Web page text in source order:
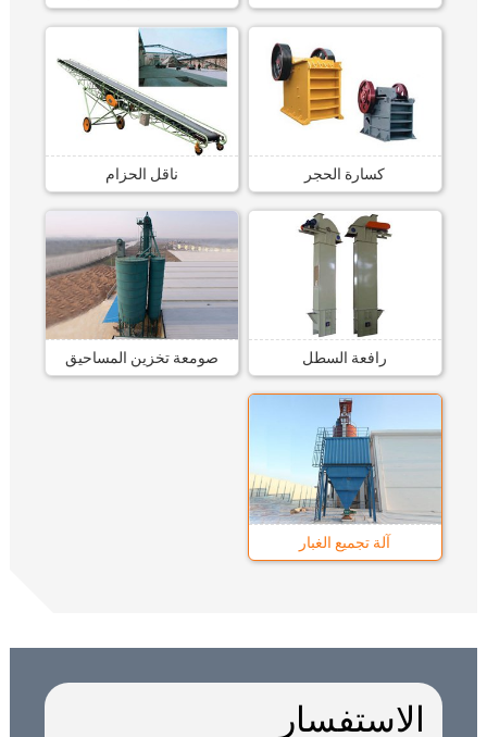
كسارة الحجر ناقل الحزام
رافعة السطل صومعة تخزين المساحيق
آلة تجميع الغبار
الاستفسار